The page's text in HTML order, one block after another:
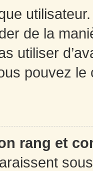
utilisateur.
de la
utiliser
pouvez
rang et